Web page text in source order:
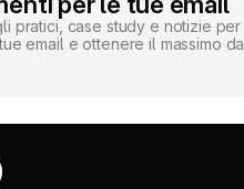
pratici, case study e notizie per
email e ottenere il massimo da